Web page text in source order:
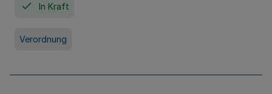
In Kraft
Verordnung